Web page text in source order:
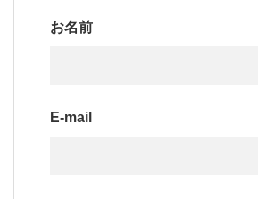
お名前
E-mail